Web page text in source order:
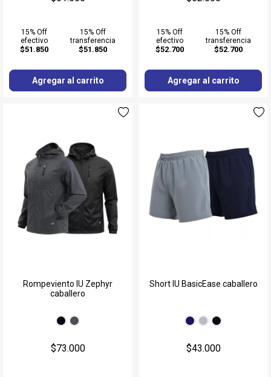
15% Off
efectivo
$51.850
15% Off
transferencia
$51.850
Agregar al carrito
15% Off
efectivo
$52.700
15% Off
transferencia
$52.700
Agregar al carrito
Rompeviento IU Zephyr
caballero
$73.000
Short IU BasicEase caballero
$43.000